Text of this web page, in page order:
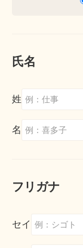
氏名
姓
名
フリガナ
セイ